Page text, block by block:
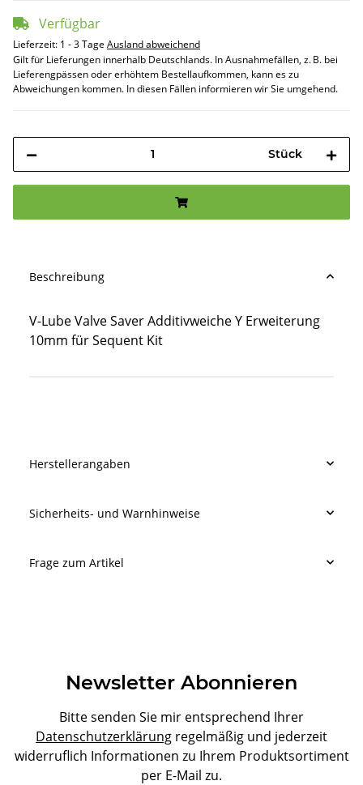
Verfügbar
Lieferzeit: 1 - 3 Tage Ausland abweichend
Gilt für Lieferungen innerhalb Deutschlands. In Ausnahmefällen, z. B. bei
Lieferengpässen oder erhöhtem Bestellaufkommen, kann es zu
Abweichungen kommen. In diesen Fällen informieren wir Sie umgehend.
Stück
Beschreibung
V-Lube Valve Saver Additivweiche Y Erweiterung
10mm für Sequent Kit
Herstellerangaben
Sicherheits- und Warnhinweise
Frage zum Artikel
Newsletter Abonnieren
Bitte senden Sie mir entsprechend Ihrer
Datenschutzerklärung regelmäßig und jederzeit
widerruflich Informationen zu Ihrem Produktsortiment
per E-Mail zu.